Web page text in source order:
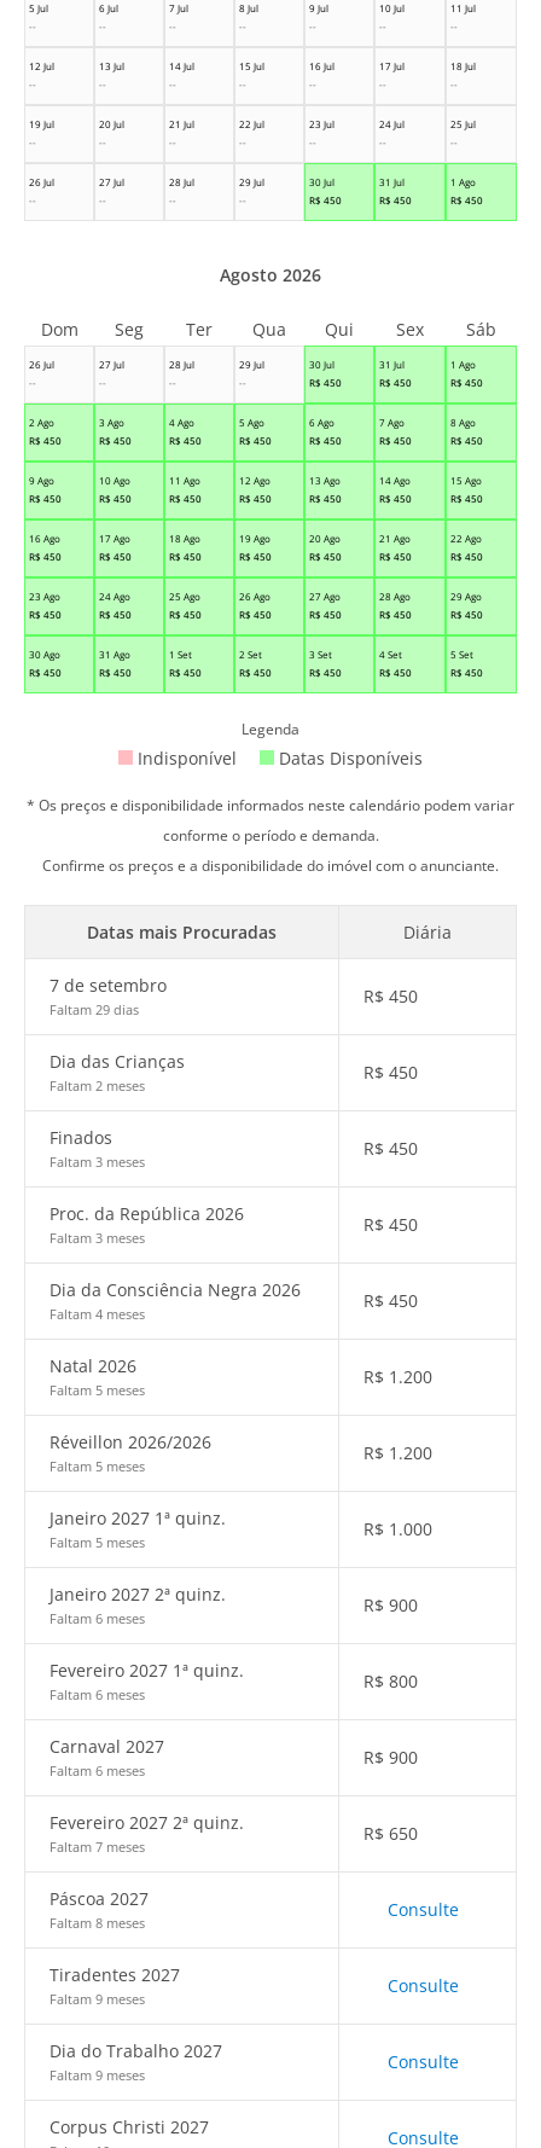
5 Jul
--
6 Jul
--
7 Jul
--
8 Jul
--
9 Jul
--
10 Jul
--
11 Jul
--
12 Jul
--
13 Jul
--
14 Jul
--
15 Jul
--
16 Jul
--
17 Jul
--
18 Jul
--
19 Jul
--
20 Jul
--
21 Jul
--
22 Jul
--
23 Jul
--
24 Jul
--
25 Jul
--
26 Jul
--
27 Jul
--
28 Jul
--
29 Jul
--
30 Jul
R$ 450
31 Jul
R$ 450
1 Ago
R$ 450
26 Jul
--
27 Jul
--
28 Jul
--
29 Jul
--
30 Jul
R$ 450
31 Jul
R$ 450
1 Ago
R$ 450
2 Ago
R$ 450
3 Ago
R$ 450
4 Ago
R$ 450
5 Ago
R$ 450
6 Ago
R$ 450
7 Ago
R$ 450
8 Ago
R$ 450
9 Ago
R$ 450
10 Ago
R$ 450
11 Ago
R$ 450
12 Ago
R$ 450
13 Ago
R$ 450
14 Ago
R$ 450
15 Ago
R$ 450
16 Ago
R$ 450
17 Ago
R$ 450
18 Ago
R$ 450
19 Ago
R$ 450
20 Ago
R$ 450
21 Ago
R$ 450
22 Ago
R$ 450
23 Ago
R$ 450
24 Ago
R$ 450
25 Ago
R$ 450
26 Ago
R$ 450
27 Ago
R$ 450
28 Ago
R$ 450
29 Ago
R$ 450
30 Ago
R$ 450
31 Ago
R$ 450
1 Set
R$ 450
2 Set
R$ 450
3 Set
R$ 450
4 Set
R$ 450
5 Set
R$ 450
Agosto 2026
Dom Seg Ter Qua Qui Sex Sáb
Legenda
Indisponível Datas Disponíveis
* Os preços e disponibilidade informados neste calendário podem variar
conforme o período e demanda.
Confirme os preços e a disponibilidade do imóvel com o anunciante.
Datas mais Procuradas Diária
7 de setembro
Faltam 29 dias
R$ 450
Dia das Crianças
Faltam 2 meses
R$ 450
Finados
Faltam 3 meses
R$ 450
Proc. da República 2026
Faltam 3 meses
R$ 450
Dia da Consciência Negra 2026
Faltam 4 meses
R$ 450
Natal 2026
Faltam 5 meses
R$ 1.200
Réveillon 2026/2026
Faltam 5 meses
R$ 1.200
Janeiro 2027 1ª quinz.
Faltam 5 meses
R$ 1.000
Janeiro 2027 2ª quinz.
Faltam 6 meses
R$ 900
Fevereiro 2027 1ª quinz.
Faltam 6 meses
R$ 800
Carnaval 2027
Faltam 6 meses
R$ 900
Fevereiro 2027 2ª quinz.
Faltam 7 meses
R$ 650
Páscoa 2027
Faltam 8 meses
Consulte
Tiradentes 2027
Faltam 9 meses
Consulte
Dia do Trabalho 2027
Faltam 9 meses
Consulte
Corpus Christi 2027 Consulte